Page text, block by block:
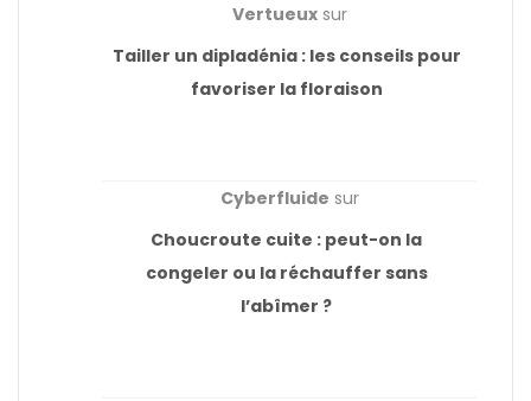
Vertueuxsur
Tailler un dipladénia : les conseils pour
favoriser la floraison
Cyberfluide sur
Choucroute cuite : peut-on la
congeler ou la réchauffer sans
l’abîmer ?